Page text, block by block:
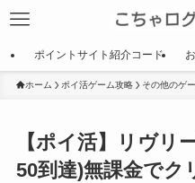
ポイントサイト紹介コード
ホーム ポイ活ゲーム攻略 その他のゲ
【ポイ活】リヴリ
50到達)無課金でク